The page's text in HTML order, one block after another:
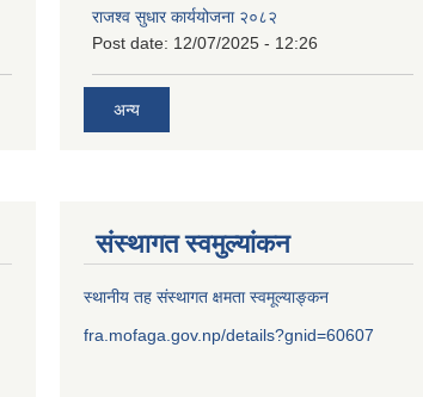
राजश्व सुधार कार्ययोजना २०८२
Post date: 12/07/2025 - 12:26
अन्य
संस्थागत स्वमुल्यांकन
स्थानीय तह संस्थागत क्षमता स्वमूल्याङ्कन
fra.mofaga.gov.np/details?gnid=60607